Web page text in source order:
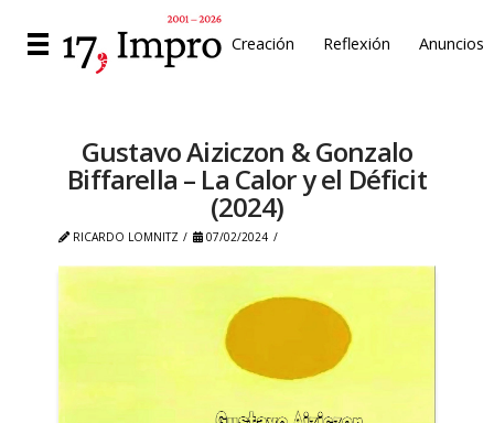
Creación Reflexión Anuncios
Gustavo Aiziczon & Gonzalo
Biffarella – La Calor y el Déficit
(2024)
RICARDO LOMNITZ 07/02/2024